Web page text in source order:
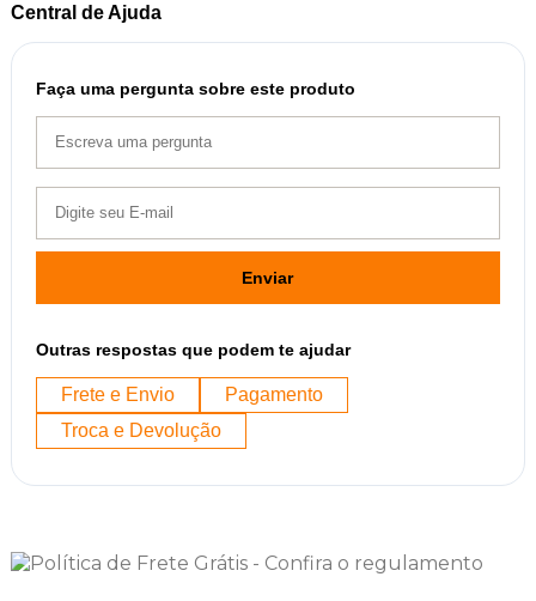
Central de Ajuda
Faça uma pergunta sobre este produto
Enviar
Outras respostas que podem te ajudar
Frete e Envio
Pagamento
Troca e Devolução